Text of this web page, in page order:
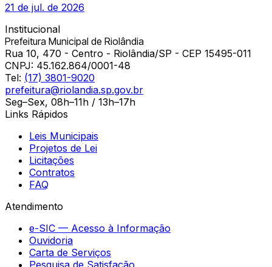
21 de jul. de 2026
Institucional
Prefeitura Municipal de Riolândia
Rua 10, 470 - Centro - Riolândia/SP - CEP 15495-011
CNPJ: 45.162.864/0001-48
Tel: (17) 3801-9020
prefeitura@riolandia.sp.gov.br
Seg–Sex, 08h–11h / 13h–17h
Links Rápidos
Leis Municipais
Projetos de Lei
Licitações
Contratos
FAQ
Atendimento
e-SIC — Acesso à Informação
Ouvidoria
Carta de Serviços
Pesquisa de Satisfação